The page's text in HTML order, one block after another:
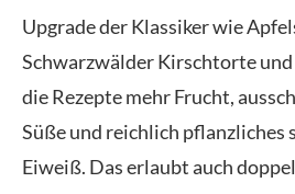
Upgrade der Klassiker wie
Schwarzwälder Kirschtorte
die Rezepte mehr Frucht,
Süße und reichlich pflanzliches
Eiweiß. Das erlaubt auch